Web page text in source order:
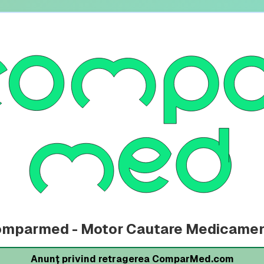
- Motor Cautare
Anunț privind retragerea ComparMed.com